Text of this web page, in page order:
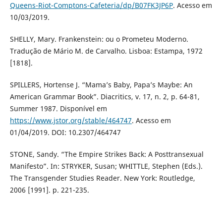
Queens-Riot-Comptons-Cafeteria/dp/B07FK3JP6P. Acesso em
10/03/2019.
SHELLY, Mary. Frankenstein: ou o Prometeu Moderno.
Tradução de Mário M. de Carvalho. Lisboa: Estampa, 1972
[1818].
SPILLERS, Hortense J. “Mama’s Baby, Papa’s Maybe: An
American Grammar Book”. Diacritics, v. 17, n. 2, p. 64-81,
Summer 1987. Disponível em
https://www.jstor.org/stable/464747. Acesso em
01/04/2019. DOI: 10.2307/464747
STONE, Sandy. “The Empire Strikes Back: A Posttransexual
Manifesto”. In: STRYKER, Susan; WHITTLE, Stephen (Eds.).
The Transgender Studies Reader. New York: Routledge,
2006 [1991]. p. 221-235.